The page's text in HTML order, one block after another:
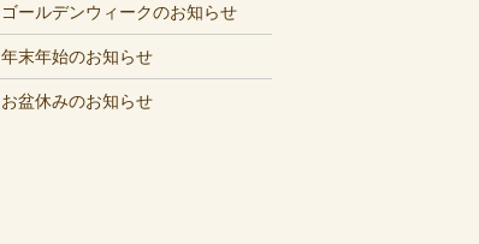
ゴールデンウィークのお知らせ
年末年始のお知らせ
お盆休みのお知らせ